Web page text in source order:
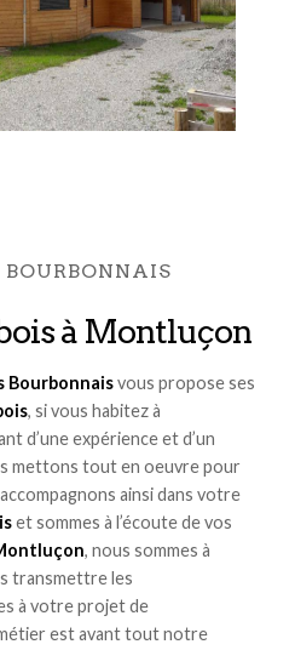
BOURBONNAIS
à Montluçon
Bourbonnaisvous propose ses
, si vous habitez à
d’une expérience et d’un
mettons tout en oeuvre pour
ainsi dans votre
et sommes à l’écoute de vos
, nous sommes à
transmettre les
à votre projet de
est avant tout notre